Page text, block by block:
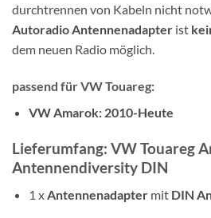
durchtrennen von Kabeln nicht
Autoradio Antennenadapter ist
dem neuen Radio möglich.
passend für VW Touareg:
VW Amarok: 2010-Heute
Lieferumfang: VW Touareg
Antennendiversity DIN
1 xAntennenadapter mitDIN